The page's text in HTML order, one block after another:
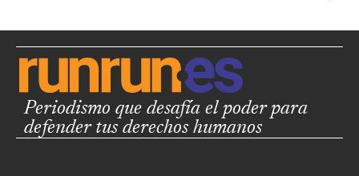
Periodismo que desafía el poder para
defender tus derechos humanos